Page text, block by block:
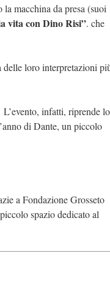
macchina da presa (suoi
vita con Dino Risi”. che
delle loro interpretazioni
infatti, riprende lo
di Dante, un piccolo
a Fondazione Grosseto
spazio dedicato al